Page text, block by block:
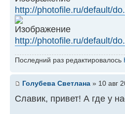
http://photofile.ru/default/
http://photofile.ru/default/
Последний раз редактировалось
Голубева Светлана » 10 авг
Cлавик, привет! А где у